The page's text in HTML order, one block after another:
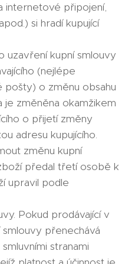
internetové připojení,
si hradí kupující
uzavření kupní smlouvy
(nejlépe
o změnu obsahu
je změněna okamžikem
o přijetí změny
adresu kupujícího.
změnu kupní
předal třetí osobě k
upravil podle
Pokud prodávající v
přenechává
stranami